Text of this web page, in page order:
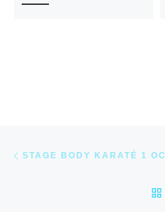
STAGE BODY KARATÉ 1